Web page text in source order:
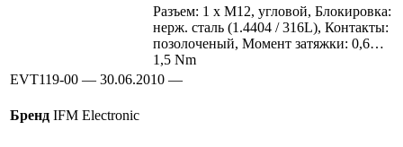
Разъем: 1 x M12, угловой, Блокировка:
нерж. сталь (1.4404 / 316L), Контакты:
позолоченый, Момент затяжки: 0,6…
1,5 Nm
EVT119-00 — 30.06.2010 —
Бренд IFM Electronic